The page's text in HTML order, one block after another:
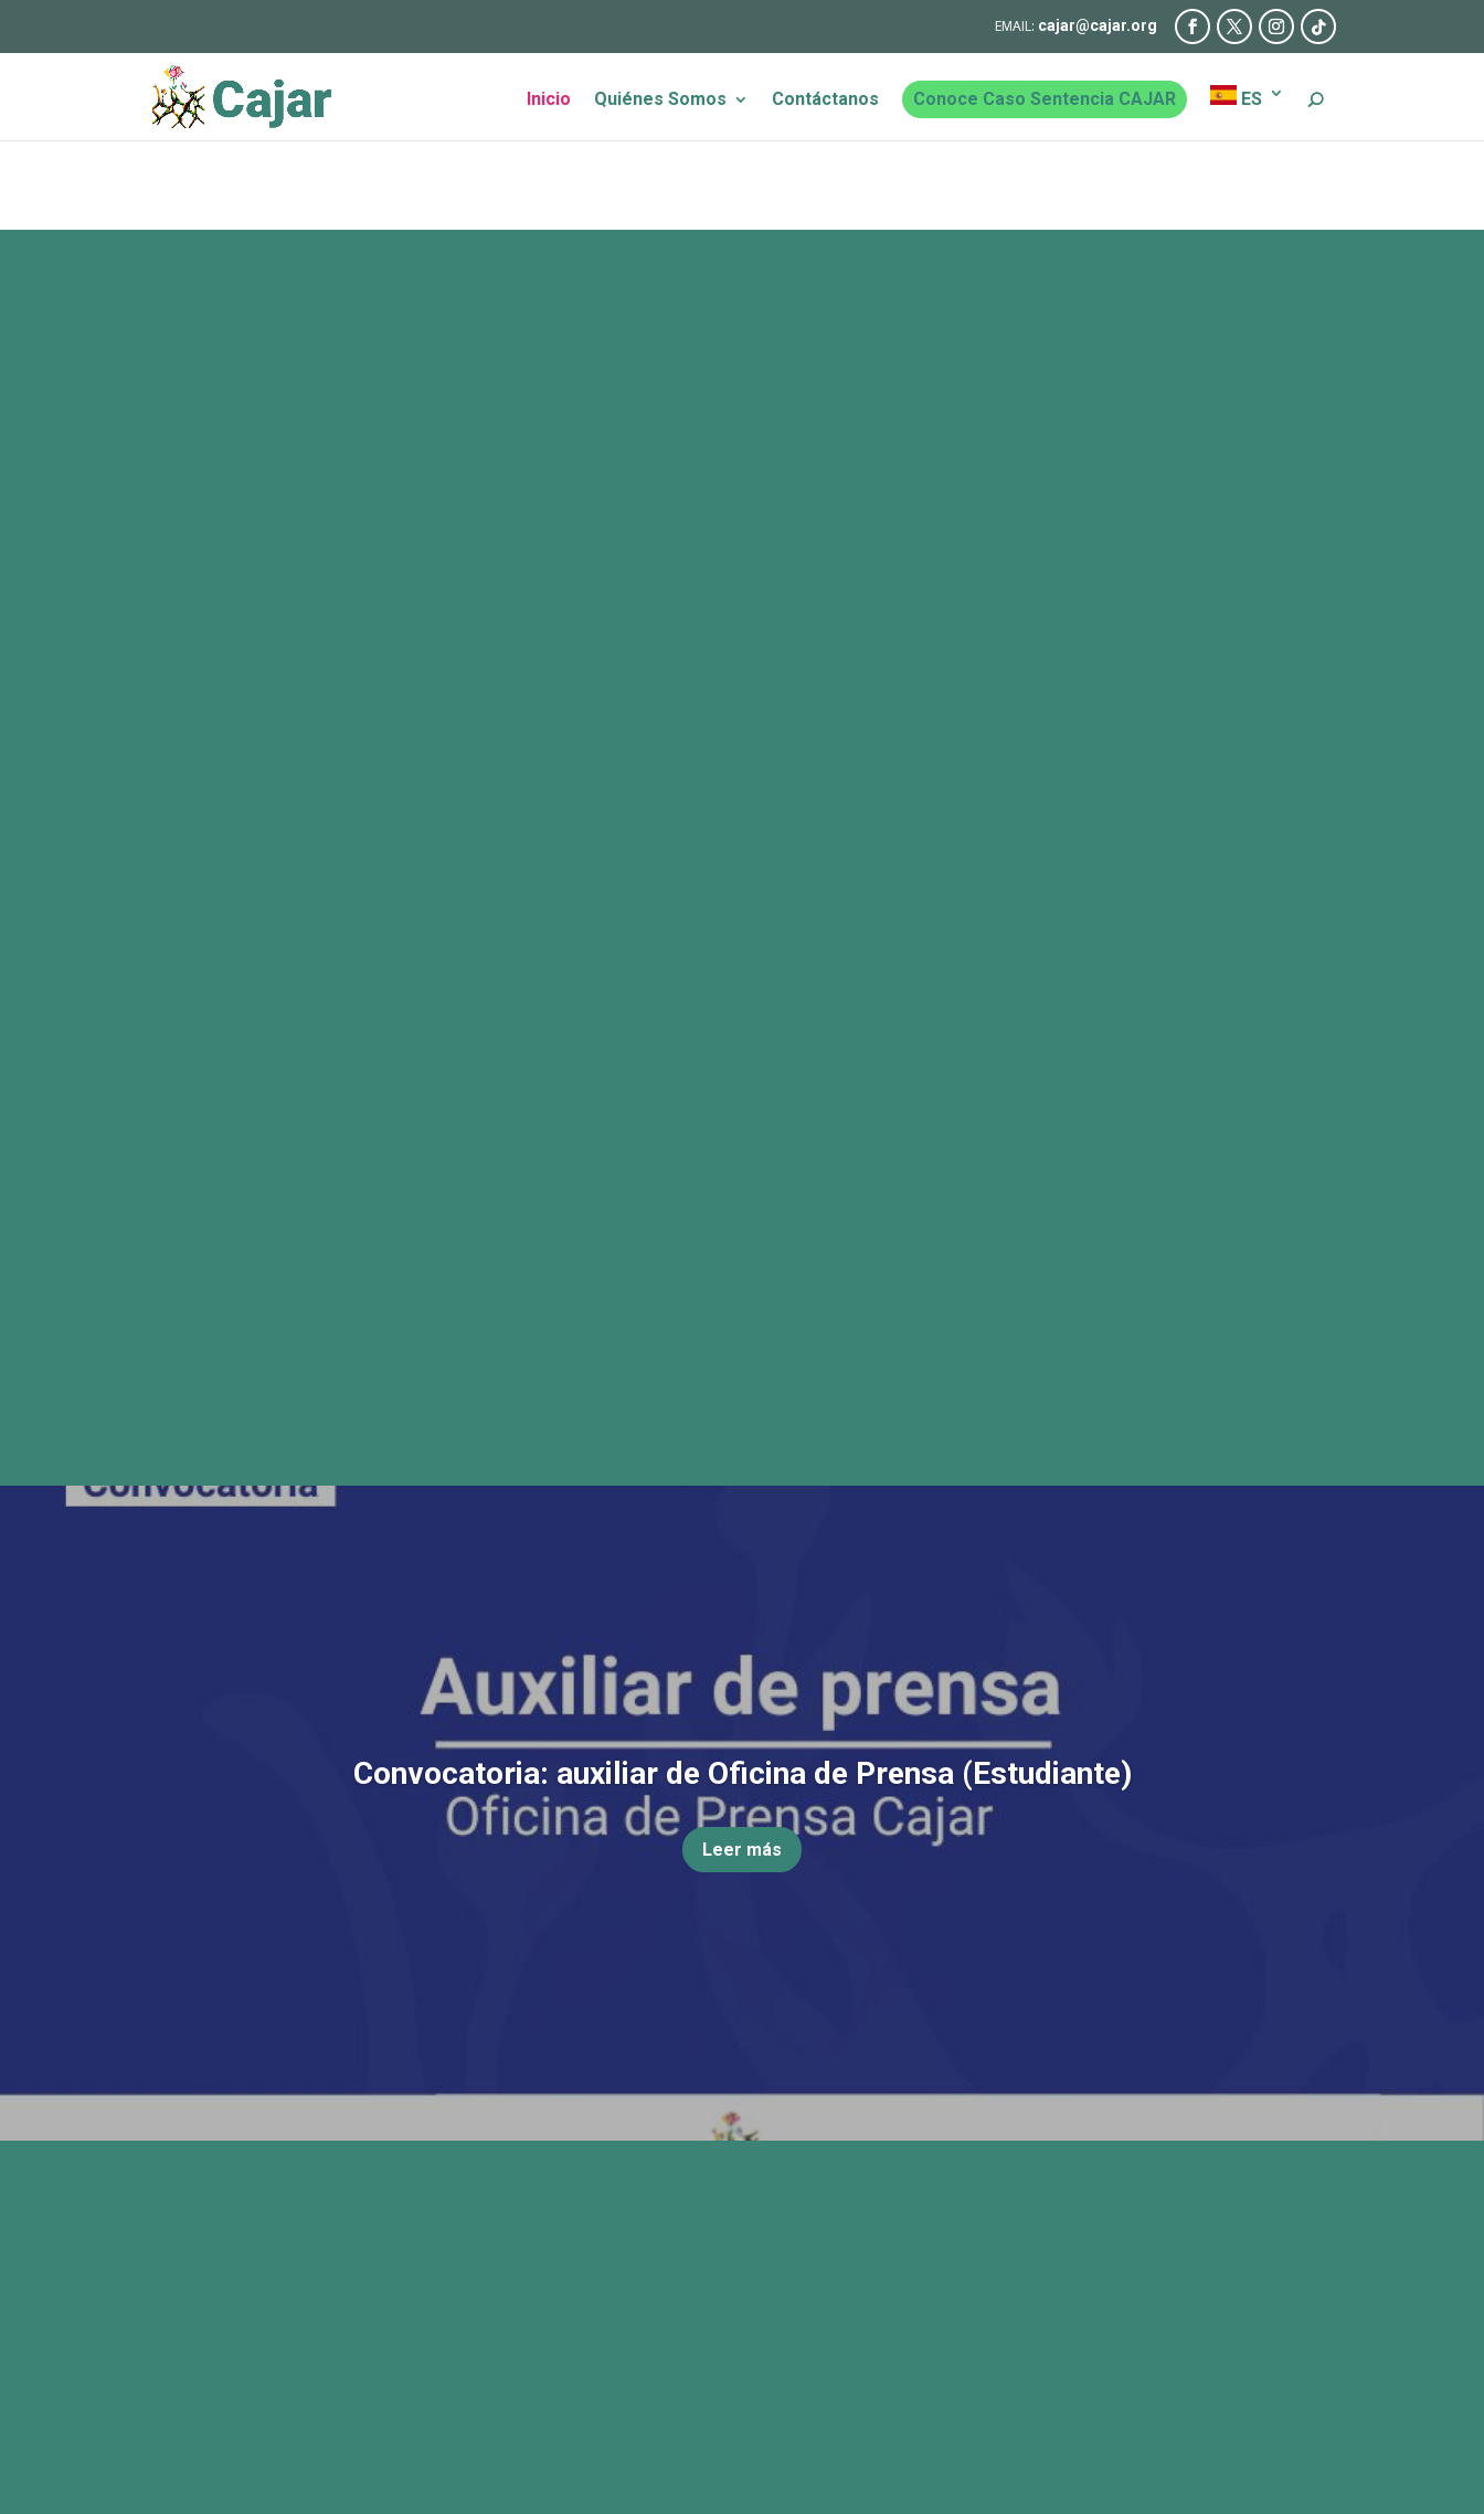
cajar@cajar.org
Inicio Quiénes Somos Contáctanos Conoce Caso Sentencia CAJAR ES
Convocatoria: auxiliar de Oficina de Prensa (Estudiante)
Leer más